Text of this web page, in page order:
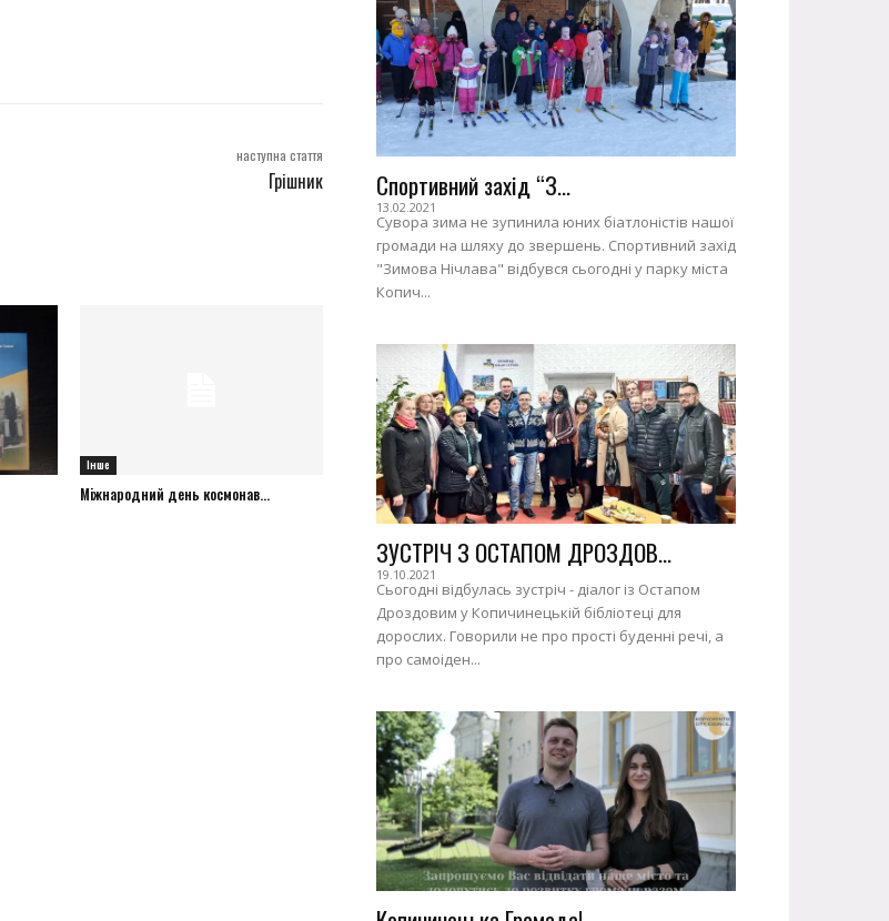
наступна стаття
Грішник
Інше
Міжнародний день космонав...
Спортивний захід “З...
13.02.2021
Сувора зима не зупинила юних біатлоністів нашої
громади на шляху до звершень. Спортивний захід
"Зимова Нічлава" відбувся сьогодні у парку міста
Копич...
ЗУСТРІЧ З ОСТАПОМ ДРОЗДОВ...
19.10.2021
Сьогодні відбулась зустріч - діалог із Остапом
Дроздовим у Копичинецькій бібліотеці для
дорослих. Говорили не про прості буденні речі, а
про самоіден...